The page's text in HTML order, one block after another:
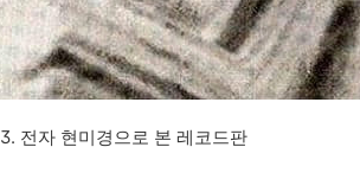
3. 전자 현미경으로 본 레코드판